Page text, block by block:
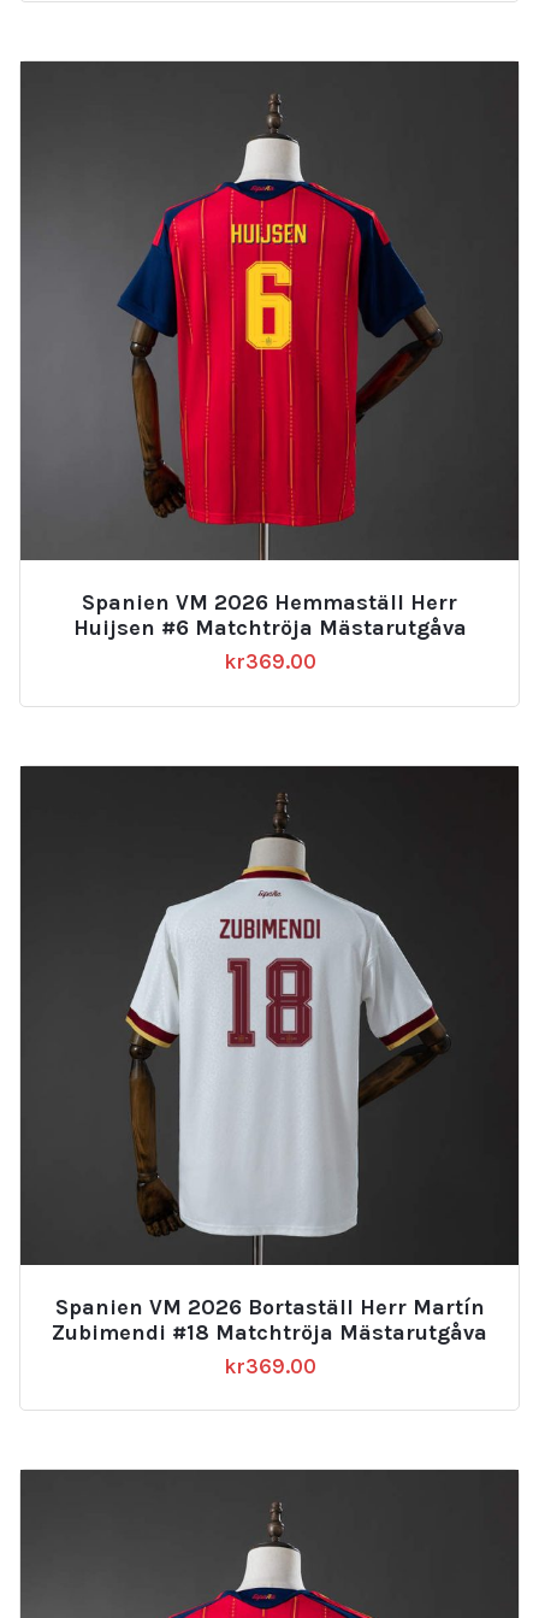
Spanien VM 2026 Hemmaställ Herr
Huijsen #6 Matchtröja Mästarutgåva
kr369.00
Spanien VM 2026 Bortaställ Herr Martín
Zubimendi #18 Matchtröja Mästarutgåva
kr369.00